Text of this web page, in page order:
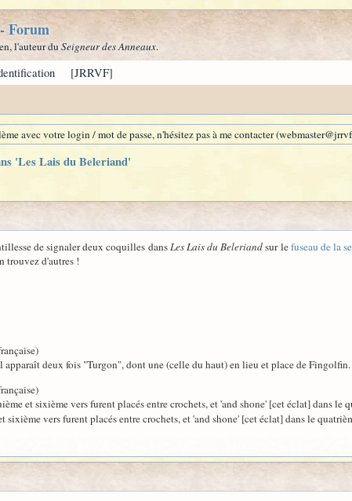
Forum
l'auteur du Seigneur des Anneaux.
[JRRVF]
avec votre login / mot de passe, n'hésitez pas à me contacter
'Les Lais du Beleriand'
de signaler deux coquilles dansLes Lais du Beleriandsur lefuseau de la
trouvez d'autres !
apparaît deux fois "Turgon", dont une (celle du haut) en lieu et place de Fingolfin.
et sixième vers furent placés entre crochets, et 'and shone' [cet éclat] dans le
sixième vers furent placés entre crochets, et 'and shone' [cet éclat] dans le